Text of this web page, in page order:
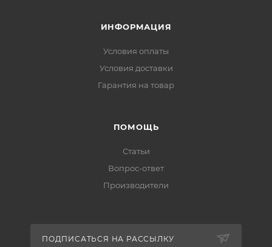
ИНФОРМАЦИЯ
Условия оплаты
Условия доставки
Гарантия на товар
ПОМОЩЬ
Статьи
Вопрос-ответ
Производители
ПОДПИСАТЬСЯ НА РАССЫЛКУ